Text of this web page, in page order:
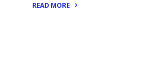
READ MORE